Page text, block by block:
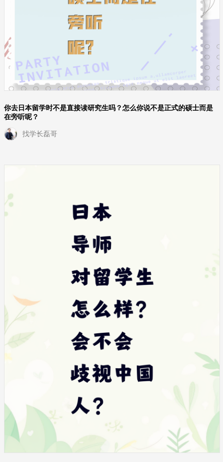
你去日本留学时不是直接读研究生吗？怎么你说不是正式的硕士而是
在旁听呢？
找学长磊哥